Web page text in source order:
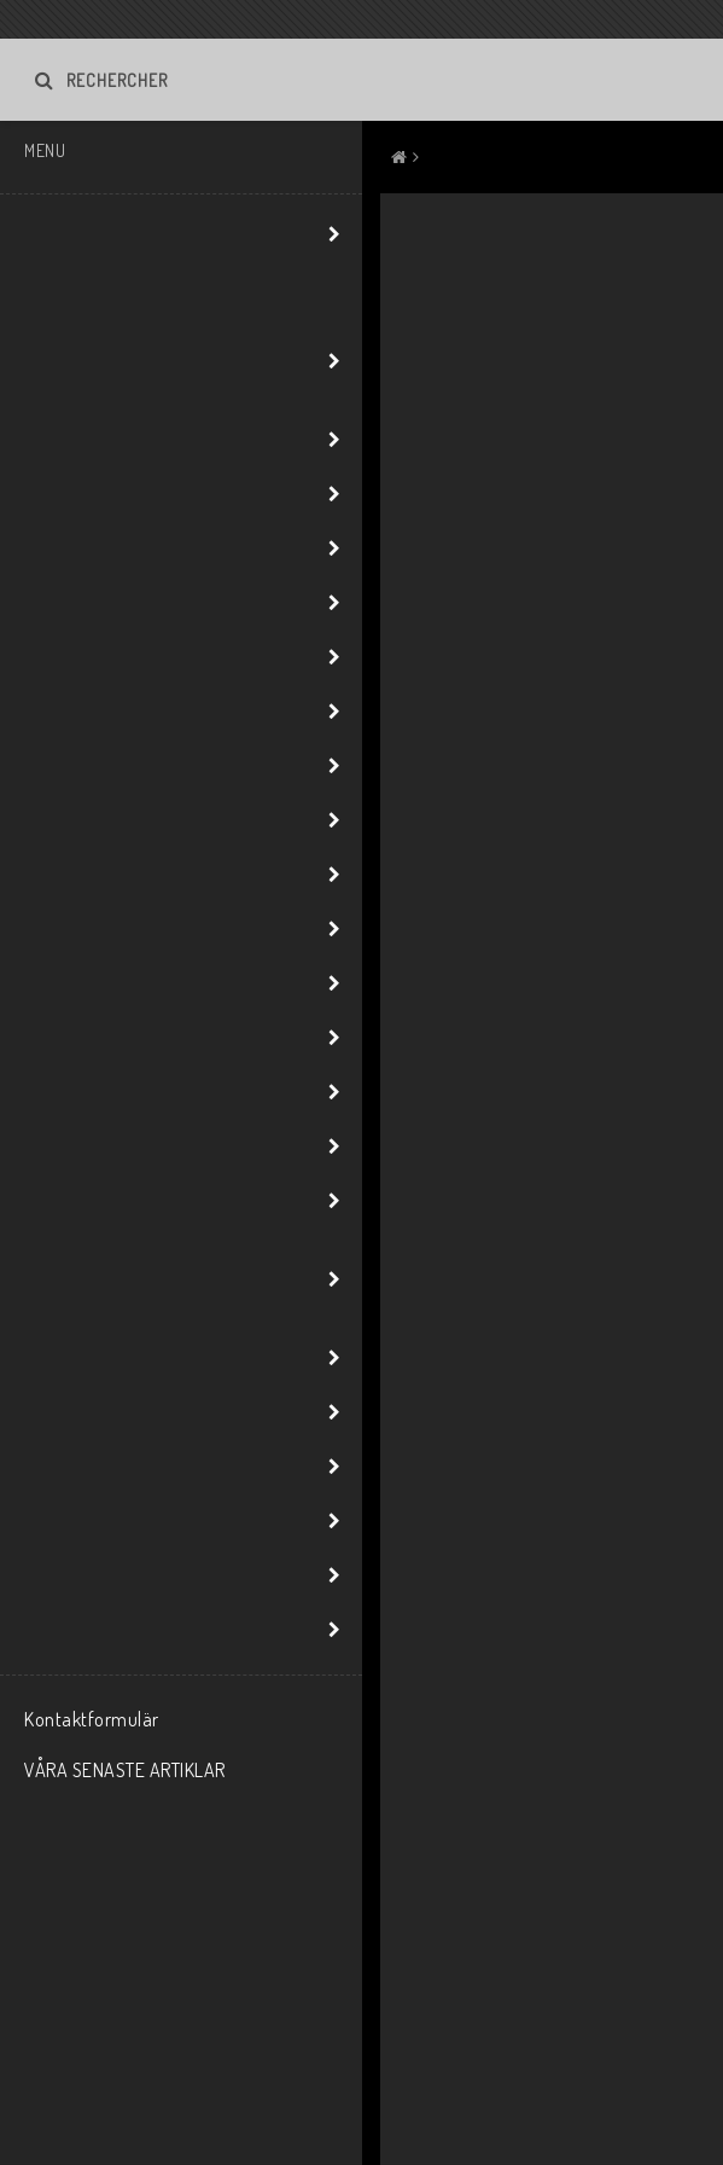
RECHERCHER
MENU
Kontaktformulär
VÅRA SENASTE ARTIKLAR